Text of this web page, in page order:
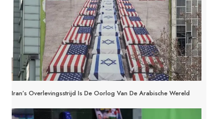
Iran’s Overlevingsstrijd Is De Oorlog Van De Arabische Wereld